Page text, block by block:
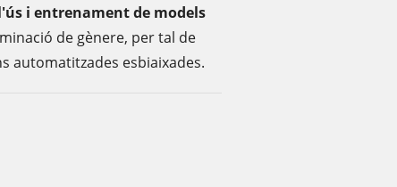
i entrenament de models
de gènere, per tal de
automatitzades esbiaixades.